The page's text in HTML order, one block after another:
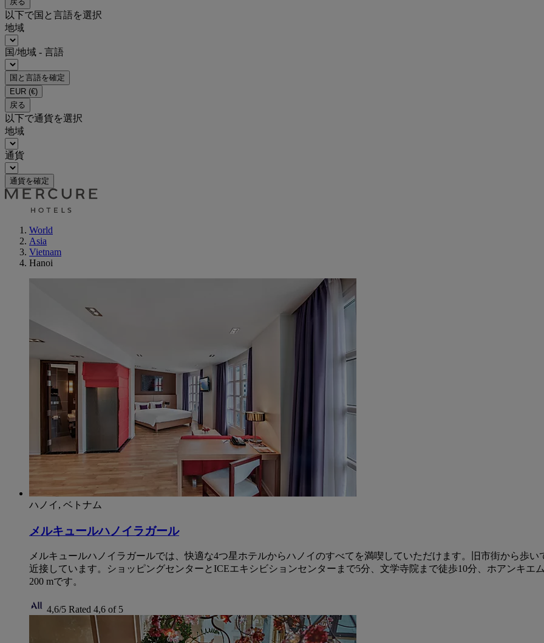
以下で国と言語を選択
地域
国/地域 - 言語
国と言語を確定
EUR (€)
戻る
以下で通貨を選択
地域
通貨
通貨を確定
World
Asia
Vietnam
Hanoi
ハノイ, ベトナム
メルキュールハノイラガール
メルキュールハノイラガールでは、快適な4つ星ホテルからハノイのすべてを満喫していただけます。旧市街から歩
近接しています。ショッピングセンターとICEエキシビションセンターまで5分、文学寺院まで徒歩10分、ホアンキエ
200 mです。
4,6/5 Rated 4,6 of 5